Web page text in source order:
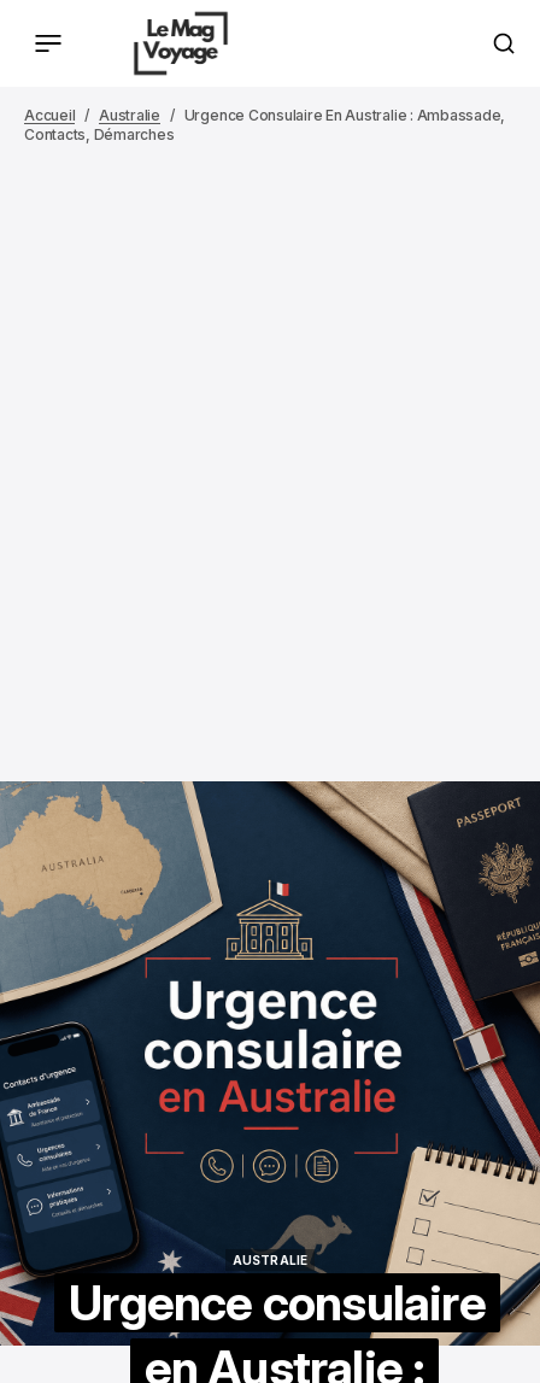
Accueil Australie
Urgence Consulaire En Australie : Ambassade,
Contacts, Démarches
AUSTRALIE
Urgence consulaire
en Australie :